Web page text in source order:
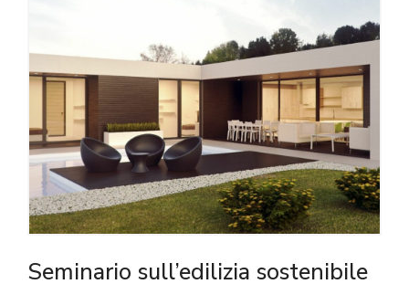
Seminario sull’edilizia sostenibile